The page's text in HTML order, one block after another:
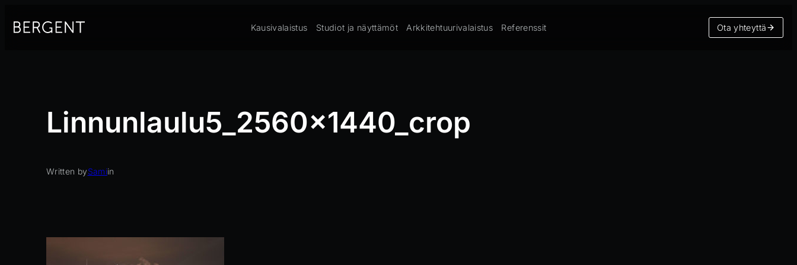
sisältöön
Kausivalaistus Studiot ja näyttämöt Arkkitehtuurivalaistus Referenssit Ota yhteyttä
Linnunlaulu5_2560x1440_crop
Written bySamiin